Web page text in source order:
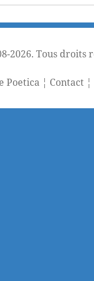
2026. Tous droits
Poetica ¦ Contact ¦